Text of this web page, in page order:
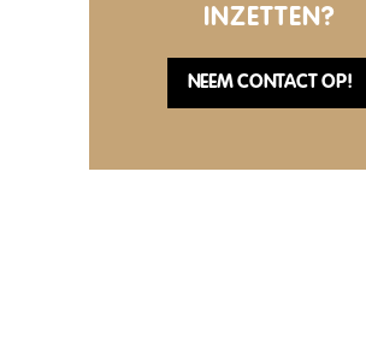
INZETTEN?
NEEM CONTACT OP!